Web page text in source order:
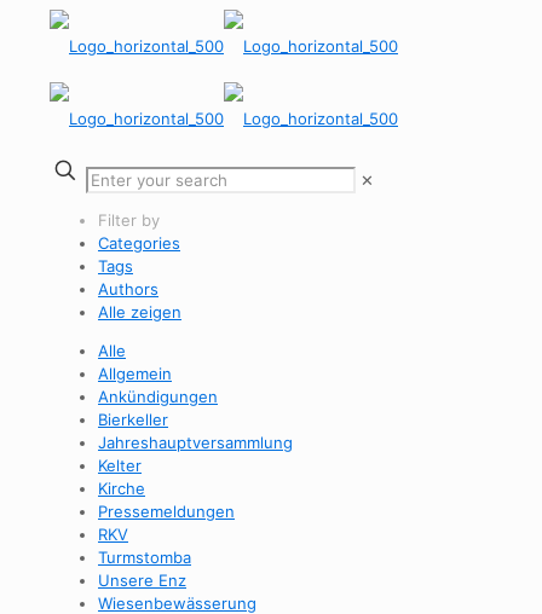
✕
Filter by
Categories
Tags
Authors
Alle zeigen
Alle
Allgemein
Ankündigungen
Bierkeller
Jahreshauptversammlung
Kelter
Kirche
Pressemeldungen
RKV
Turmstomba
Unsere Enz
Wiesenbewässerung